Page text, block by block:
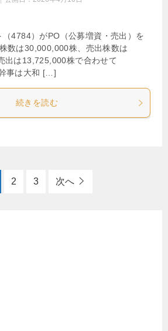
4784）がPO（公募増資・売出）を
数は30,000,000株、売出株数は
出は13,725,000株で合わせて
事は大和 […]
続きを読む
2 3 次へ